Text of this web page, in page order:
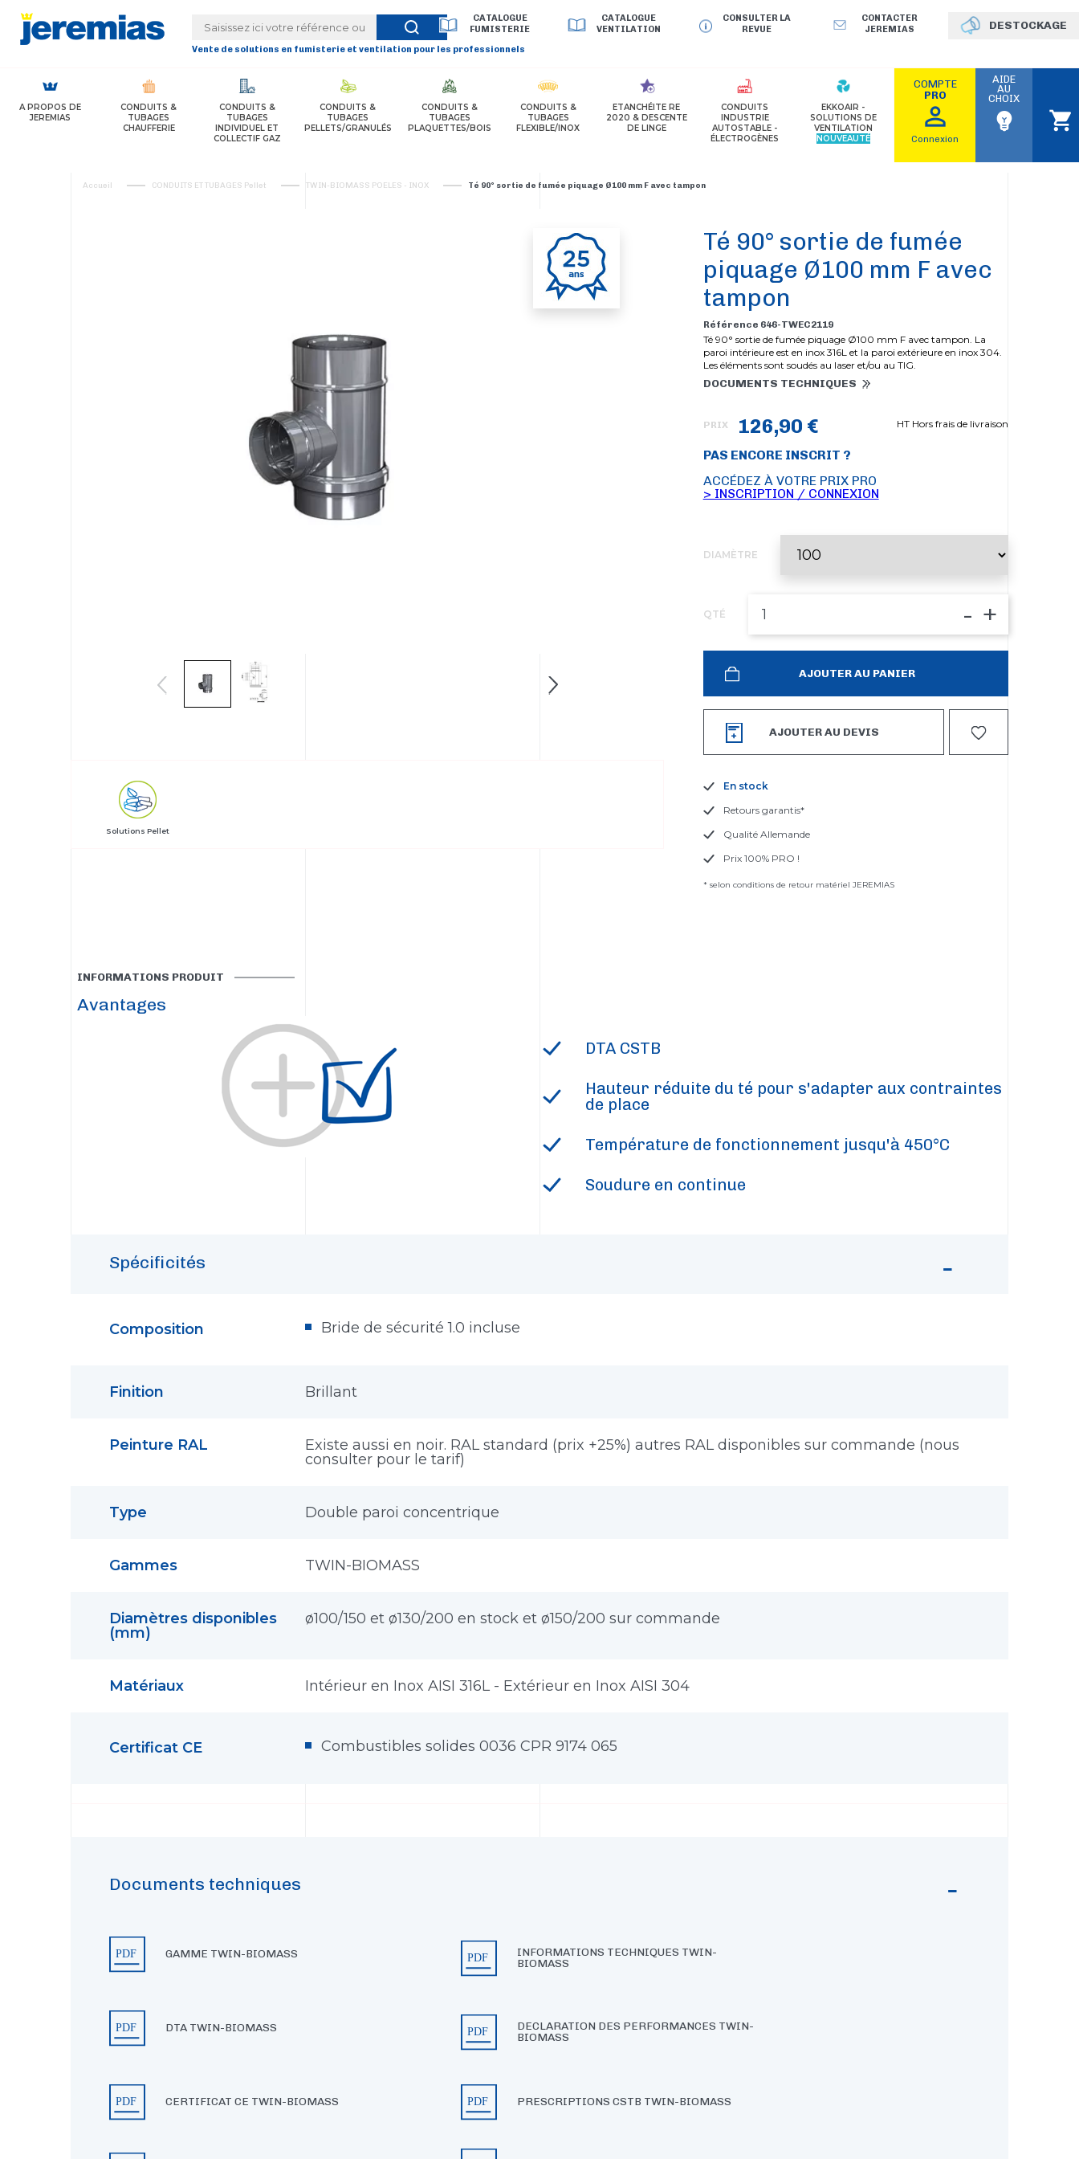
Vente de solutions en fumisterie et ventilation pour les professionnels
CATALOGUE
FUMISTERIE
CATALOGUE
VENTILATION
CONSULTER LA
REVUE
CONTACTER
JEREMIAS
DESTOCKAGE
A PROPOS DE
JEREMIAS
CONDUITS &
TUBAGES
CHAUFFERIE
CONDUITS &
TUBAGES
INDIVIDUEL ET
COLLECTIF GAZ
CONDUITS &
TUBAGES
PELLETS/GRANULÉS
CONDUITS &
TUBAGES
PLAQUETTES/BOIS
CONDUITS &
TUBAGES
FLEXIBLE/INOX
ETANCHÉITE RE
2020 & DESCENTE
DE LINGE
CONDUITS
INDUSTRIE
AUTOSTABLE -
ÉLECTROGÈNES
EKKOAIR -
SOLUTIONS DE
VENTILATION
NOUVEAUTÉ
AIDE
AU
CHOIX
emoji_objects
COMPTE
PRO
perm_identity
Connexion
shopping_cart
Accueil CONDUITS ET TUBAGES Pellet TWIN-BIOMASS POELES - INOX Té 90° sortie de fumée piquage Ø100 mm F avec tampon
Solutions Pellet
Té 90° sortie de fumée
piquage Ø100 mm F avec
tampon
Référence 646-TWEC2119
Té 90° sortie de fumée piquage Ø100 mm F avec tampon. La
paroi intérieure est en inox 316L et la paroi extérieure en inox 304.
Les éléments sont soudés au laser et/ou au TIG.
DOCUMENTS TECHNIQUES
PRIX 126,90 € HT Hors frais de livraison
PAS ENCORE INSCRIT ?
ACCÉDEZ À VOTRE PRIX PRO
> INSCRIPTION / CONNEXION
DIAMÈTRE
QTÉ - +
AJOUTER AU PANIER
AJOUTER AU DEVIS
En stock
Retours garantis*
Qualité Allemande
Prix 100% PRO !
* selon conditions de retour matériel JEREMIAS
INFORMATIONS PRODUIT
Avantages
DTA CSTB
Hauteur réduite du té pour s'adapter aux contraintes
de place
Température de fonctionnement jusqu'à 450°C
Soudure en continue
Spécificités
Composition Bride de sécurité 1.0 incluse
Finition Brillant
Peinture RAL
Existe aussi en noir. RAL standard (prix +25%) autres RAL disponibles sur commande (nous
consulter pour le tarif)
Type Double paroi concentrique
Gammes TWIN-BIOMASS
Diamètres disponibles
(mm)
ø100/150 et ø130/200 en stock et ø150/200 sur commande
Matériaux Intérieur en Inox AISI 316L - Extérieur en Inox AISI 304
Certificat CE Combustibles solides 0036 CPR 9174 065
Documents techniques
GAMME TWIN-BIOMASS
INFORMATIONS TECHNIQUES TWIN-
BIOMASS
DTA TWIN-BIOMASS
DECLARATION DES PERFORMANCES TWIN-
BIOMASS
CERTIFICAT CE TWIN-BIOMASS PRESCRIPTIONS CSTB TWIN-BIOMASS